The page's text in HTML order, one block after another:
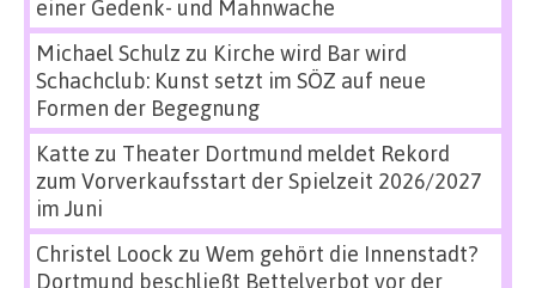
einer Gedenk- und Mahnwache
Michael Schulz zu Kirche wird Bar wird
Schachclub: Kunst setzt im SÖZ auf neue
Formen der Begegnung
Katte zu Theater Dortmund meldet Rekord
zum Vorverkaufsstart der Spielzeit 2026/2027
im Juni
Christel Loock zu Wem gehört die Innenstadt?
Dortmund beschließt Bettelverbot vor der